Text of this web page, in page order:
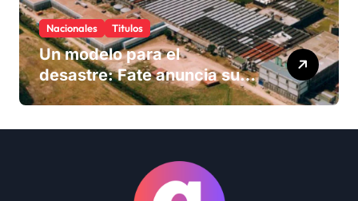
Nacionales Titulos
Un modelo para el
desastre: Fate anuncia su
cierre definitivo y despide a